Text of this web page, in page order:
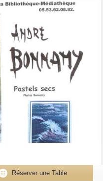
Réserver une Table